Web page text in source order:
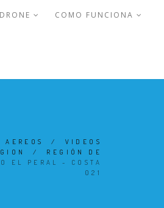
COMO FUNCIONA
AEREOS / VIDEOS
/ REGIÓN DE
EL PERAL - COSTA
021